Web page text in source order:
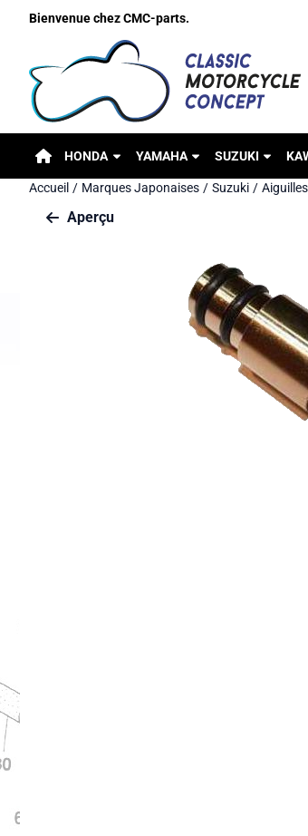
Préférences de cookies disponibles. Choisissez
Bienvenue chez CMC-parts.
HONDA YAMAHA SUZUKI
Accueil / Marques Japonaises / Suzuki /
Aperçu